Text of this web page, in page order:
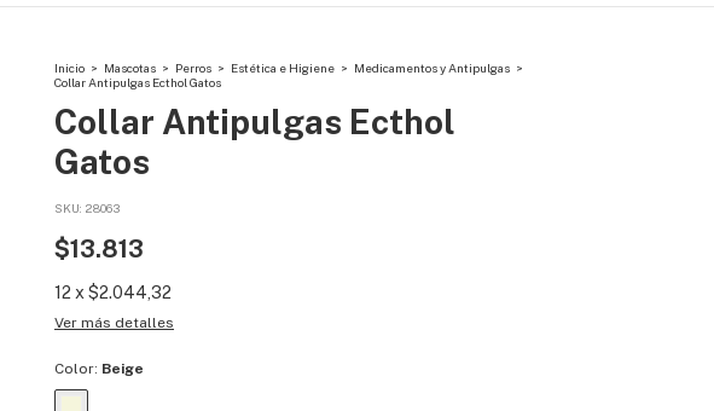
Inicio > Mascotas > Perros > Estética e Higiene > Medicamentos y Antipulgas >
Collar Antipulgas Ecthol Gatos
Collar Antipulgas Ecthol
Gatos
SKU: 28063
$13.813
12 x $2.044,32
Ver más detalles
Color: Beige